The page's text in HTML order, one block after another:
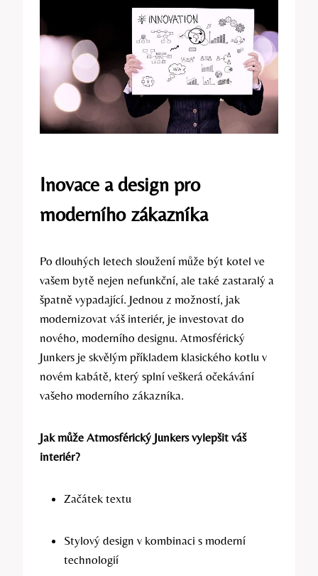
Inovace a design pro
moderního zákazníka
Po dlouhých letech sloužení může být kotel ve
vašem bytě nejen nefunkční, ale také zastaralý a
špatně vypadající. Jednou z možností, jak
modernizovat váš interiér, je investovat do
nového, moderního designu. Atmosférický
Junkers je skvělým příkladem klasického kotlu v
novém kabátě, který splní veškerá očekávání
vašeho moderního zákazníka.
Jak může Atmosférický Junkers vylepšit váš
interiér?
Začátek textu
Stylový design v kombinaci s moderní
technologií